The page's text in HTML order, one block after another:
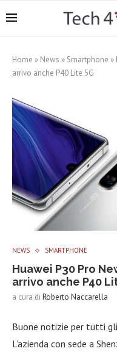
Home » News » Smartphone »
arrivo anche P40 Lite 5G
NEWS SMARTPHONE
Huawei P30 Pro
arrivo anche P40
a cura di Roberto Naccarella
Buone notizie per tutti
L’azienda con sede a